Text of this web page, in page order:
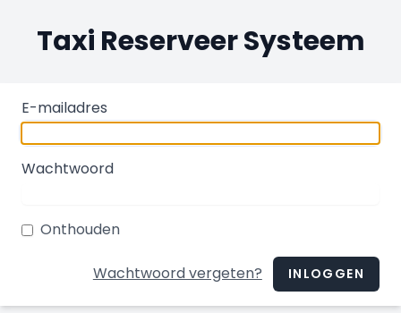
Taxi Reserveer Systeem
E-mailadres
Wachtwoord
Onthouden
Wachtwoord vergeten? INLOGGEN